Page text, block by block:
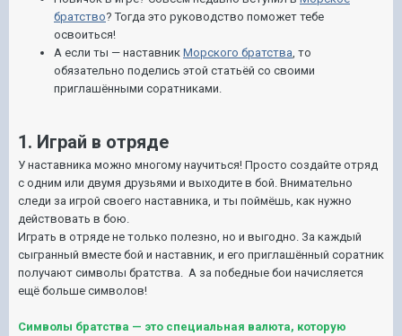
братство? Тогда это руководство поможет тебе
освоиться!
А если ты — наставник Морского братства , то
обязательно поделись этой статьёй со своими
приглашёнными соратниками.
1. Играй в отряде
У наставника можно многому научиться! Просто создайте отряд
с одним или двумя друзьями и выходите в бой. Внимательно
следи за игрой своего наставника, и ты поймёшь, как нужно
действовать в бою.
Играть в отряде не только полезно, но и выгодно. За каждый
сыгранный вместе бой и наставник, и его приглашённый соратник
получают символы братства. А за победные бои начисляется
ещё больше символов!
Символы братства — это специальная валюта, которую